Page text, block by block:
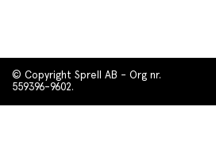
© Copyright Sprell AB - Org nr.
559396-9602.